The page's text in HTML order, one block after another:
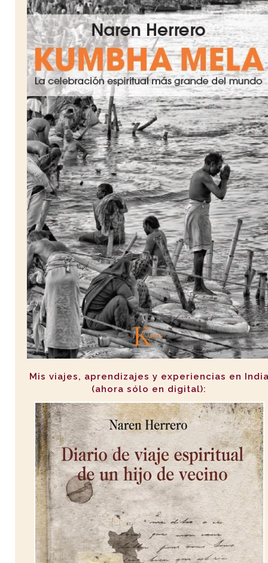
Mis viajes, aprendizajes y experiencias en
(ahora sólo en digital):